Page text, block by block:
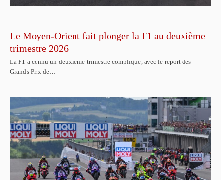
Le Moyen-Orient fait plonger la F1 au deuxième
trimestre 2026
La F1 a connu un deuxième trimestre compliqué, avec le report des
Grands Prix de…